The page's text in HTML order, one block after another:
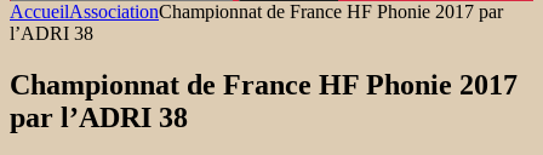
AccueilAssociationChampionnat de France HF Phonie 2017 par
l’ADRI 38
Championnat de France HF Phonie 2017
par l’ADRI 38